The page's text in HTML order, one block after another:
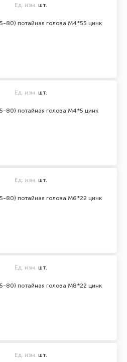
80) потайная голова М4*55 цинк
Ед. изм. шт.
80) потайная голова М4*5 цинк
Ед. изм. шт.
80) потайная голова М6*22 цинк
Ед. изм. шт.
80) потайная голова М8*22 цинк
Ед. изм. шт.
Ед. изм. шт.